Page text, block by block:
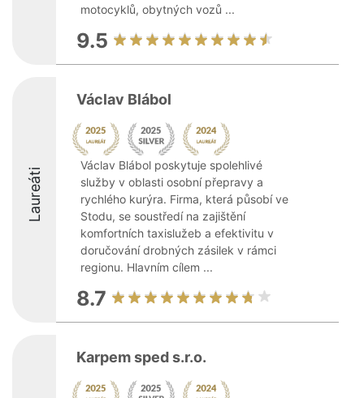
motocyklů, obytných vozů ...
9.5
Laureáti
Václav Blábol
Václav Blábol poskytuje spolehlivé
služby v oblasti osobní přepravy a
rychlého kurýra. Firma, která působí ve
Stodu, se soustředí na zajištění
komfortních taxislužeb a efektivitu v
doručování drobných zásilek v rámci
regionu. Hlavním cílem ...
8.7
Karpem sped s.r.o.